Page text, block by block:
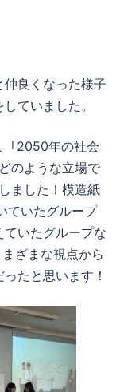
良くなった様子
ていました。
｢2050年の社会
のような立場で
ました！模造紙
ていたグループ
いたグループな
ざまな視点から
たと思います！